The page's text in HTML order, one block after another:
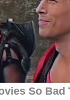
dijerat
112 ayat